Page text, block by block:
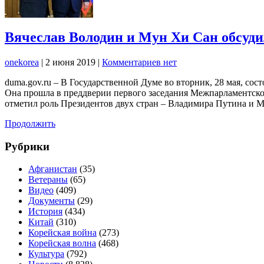
Вячеслав Володин и Мун Хи Сан
onekorea | 2 июня 2019 | Комментариев нет
duma.gov.ru – В Государственной Думе во вторник, 28 мая,
Она прошла в преддверии первого заседания
отметил роль Президентов двух стран – Владимира Путина
Продолжить
Рубрики
Афганистан (35)
Ветераны (65)
Видео (409)
Документы (29)
История (434)
Китай (310)
Корейская война (273)
Корейская волна (468)
Культура (792)